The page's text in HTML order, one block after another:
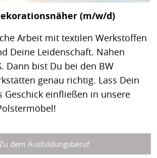
(m/w/d)
Arbeit mit textilen Werkstoffen
Deine Leidenschaft. Nähen
Dann bist Du bei den BW
genau richtig. Lass Dein
Geschick einfließen in unsere
Zu dem Ausbildungsberuf